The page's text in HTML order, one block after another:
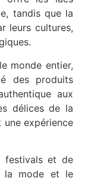
tandis que la
leurs cultures,
monde entier,
des produits
aux
délices de la
une expérience
festivals et de
la mode et le